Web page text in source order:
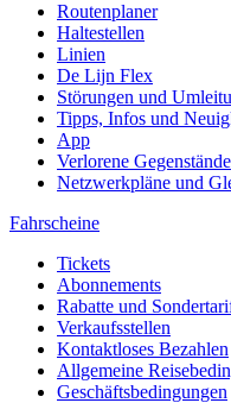
Routenplaner
Haltestellen
Linien
De Lijn Flex
Störungen und
Tipps, Infos und
App
Verlorene Gegenstände
Netzwerkpläne und
Fahrscheine
Tickets
Abonnements
Rabatte und
Verkaufsstellen
Kontaktloses Bezahlen
Allgemeine
Geschäftsbedingungen